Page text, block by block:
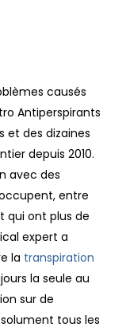
causés
Antiperspirants
et des dizaines
depuis 2010.
avec des
entre
qui ont plus de
expert a
la transpiration
la seule au
sur de
tous les